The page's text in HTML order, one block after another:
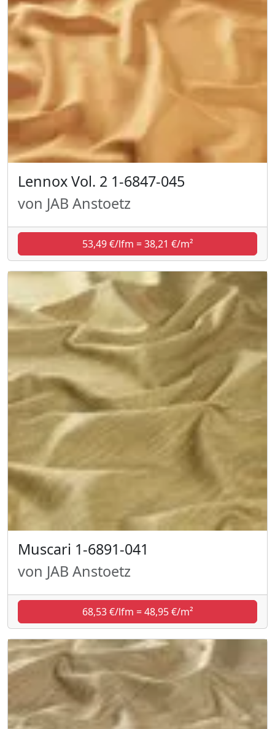
Lennox Vol. 2 1-6847-045
von JAB Anstoetz
53,49 €/lfm = 38,21 €/m²
Muscari 1-6891-041
von JAB Anstoetz
68,53 €/lfm = 48,95 €/m²